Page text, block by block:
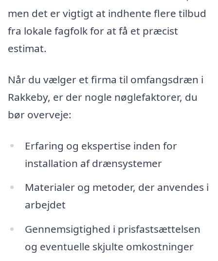
men det er vigtigt at indhente flere tilbud
fra lokale fagfolk for at få et præcist
estimat.
Når du vælger et firma til omfangsdræn i
Rakkeby, er der nogle nøglefaktorer, du
bør overveje:
Erfaring og ekspertise inden for
installation af drænsystemer
Materialer og metoder, der anvendes i
arbejdet
Gennemsigtighed i prisfastsættelsen
og eventuelle skjulte omkostninger